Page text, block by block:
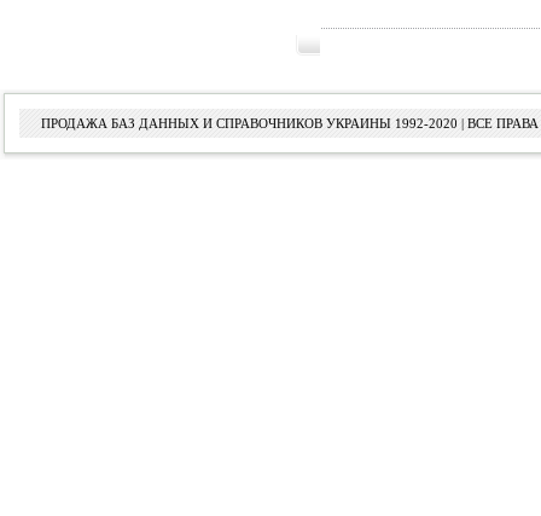
ПРОДАЖА БАЗ ДАННЫХ И СПРАВОЧНИКОВ УКРАИНЫ 1992-2020 | ВСЕ